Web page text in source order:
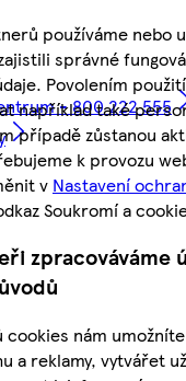
používáme nebo
správné
Povolením
například také
případě zůstanou
k provozu
v Nastavení
Soukromí a
zpracováváme
cookies nám
a reklamy, vytvářet
- 800 222 555